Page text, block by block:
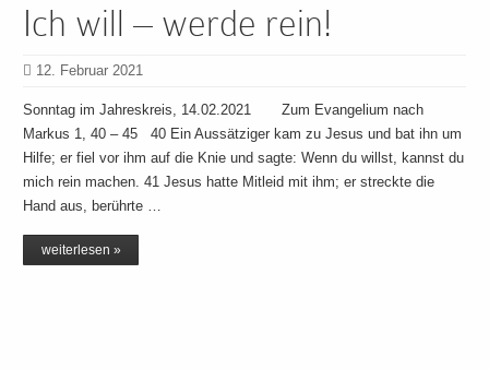
Ich will – werde rein!
12. Februar 2021
Sonntag im Jahreskreis, 14.02.2021 Zum Evangelium nach
Markus 1, 40 – 45 40 Ein Aussätziger kam zu Jesus und bat ihn um
Hilfe; er fiel vor ihm auf die Knie und sagte: Wenn du willst, kannst du
mich rein machen. 41 Jesus hatte Mitleid mit ihm; er streckte die
Hand aus, berührte …
weiterlesen »